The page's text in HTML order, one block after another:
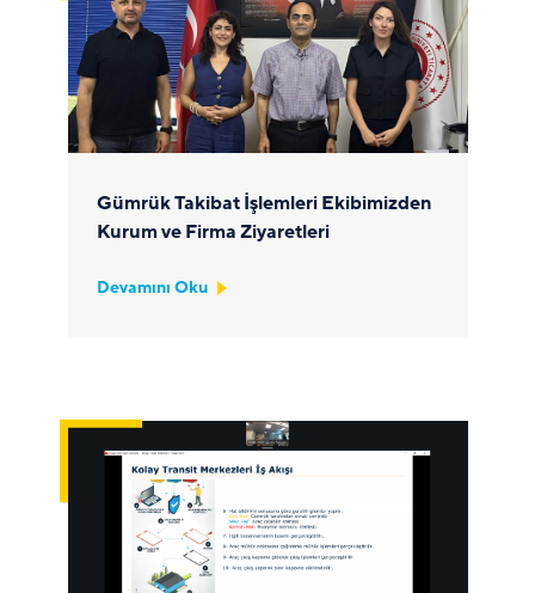
Gümrük Takibat İşlemleri Ekibimizden
Kurum ve Firma Ziyaretleri
Devamını Oku